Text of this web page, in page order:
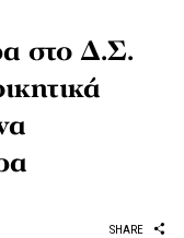
στο Δ.Σ.
SHARE